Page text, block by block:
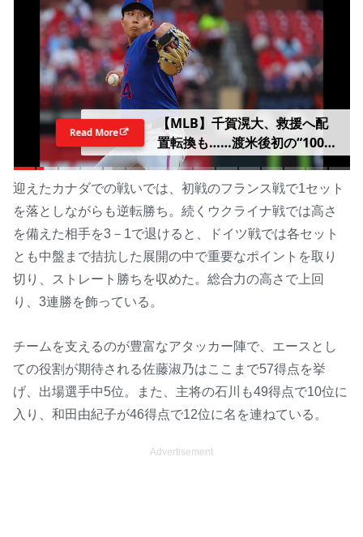
【MLB】千賀滉大、救援へ配
置転換も……渡米後初の“100マ
イル超え” 指揮官は勝ちパタ
ーンでの起用を明言「終盤を任
せる投手として通用する」
Read More
迎えたカナダでの戦いでは、初戦のフランス戦で1セット
を落としながらも逆転勝ち。続くウクライナ戦では高さ
を備えた相手を3－1で退けると、ドイツ戦では各セット
とも中盤まで拮抗した展開の中で重要なポイントを取り
切り、ストレート勝ちを収めた。総合力の高さで上回
り、3連勝を飾っている。
チームを支えるのが豊富なアタッカー陣で、エースとし
ての役割が期待される佐藤淑乃はここまで57得点を挙
げ、出場選手中5位。また、主将の石川も49得点で10位に
入り、和田由紀子が46得点で12位に名を連ねている。
Advertisement